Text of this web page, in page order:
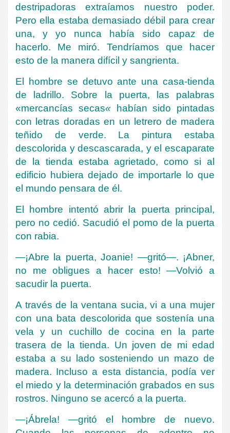
destripadoras extraíamos nuestro poder.
Pero ella estaba demasiado débil para crear
una, y yo nunca había sido capaz de
hacerlo. Me miró. Tendríamos que hacer
esto de la manera difícil y sangrienta.
El hombre se detuvo ante una casa-tienda
de ladrillo. Sobre la puerta, las palabras
«mercancías secas«habían sido pintadas
con letras doradas en un letrero de madera
teñido de verde. La pintura estaba
descolorida y descascarada, y el escaparate
de la tienda estaba agrietado, como si al
edificio hubiera dejado de importarle lo que
el mundo pensara de él.
El hombre intentó abrir la puerta principal,
pero no cedió. Sacudió el pomo de la puerta
con rabia.
—¡Abre la puerta, Joanie! —gritó—. ¡Abner,
no me obligues a hacer esto! —Volvió a
sacudir la puerta.
A través de la ventana sucia, vi a una mujer
con una bata descolorida que sostenía una
vela y un cuchillo de cocina en la parte
trasera de la tienda. Un joven de mi edad
estaba a su lado sosteniendo un mazo de
madera. Incluso a esta distancia, podía ver
el miedo y la determinación grabados en sus
rostros. Ninguno se acercó a la puerta.
—¡Ábrela! —gritó el hombre de nuevo.